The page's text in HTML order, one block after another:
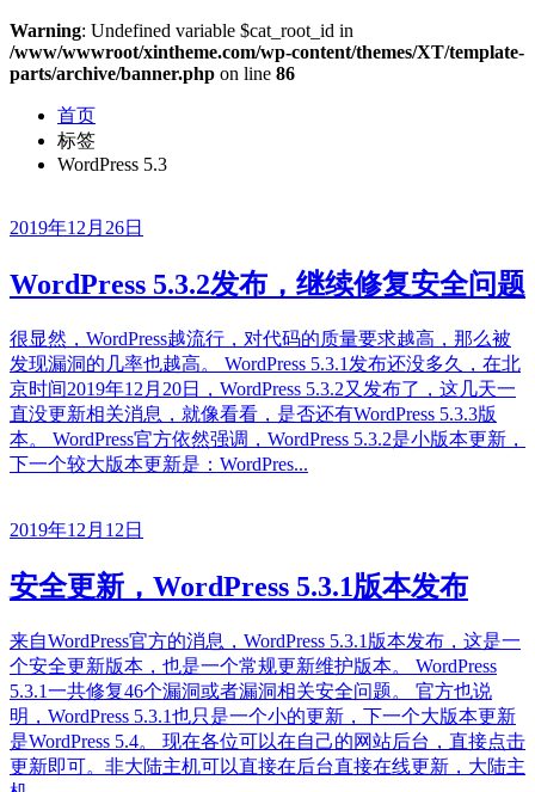
Warning: Undefined variable $cat_root_id in
/www/wwwroot/xintheme.com/wp-content/themes/XT/template-
parts/archive/banner.php on line 86
首页
标签
WordPress 5.3
2019年12月26日
WordPress 5.3.2发布，继续修复安全问题
很显然，WordPress越流行，对代码的质量要求越高，那么被
发现漏洞的几率也越高。 WordPress 5.3.1发布还没多久，在北
京时间2019年12月20日，WordPress 5.3.2又发布了，这几天一
直没更新相关消息，就像看看，是否还有WordPress 5.3.3版
本。 WordPress官方依然强调，WordPress 5.3.2是小版本更新，
下一个较大版本更新是：WordPres...
2019年12月12日
安全更新，WordPress 5.3.1版本发布
来自WordPress官方的消息，WordPress 5.3.1版本发布，这是一
个安全更新版本，也是一个常规更新维护版本。 WordPress
5.3.1一共修复46个漏洞或者漏洞相关安全问题。 官方也说
明，WordPress 5.3.1也只是一个小的更新，下一个大版本更新
是WordPress 5.4。 现在各位可以在自己的网站后台，直接点击
更新即可。非大陆主机可以直接在后台直接在线更新，大陆主